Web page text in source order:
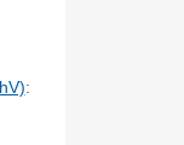
: